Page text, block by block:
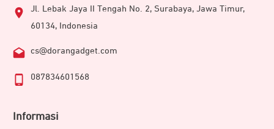
Jl. Lebak Jaya II Tengah No. 2, Surabaya, Jawa Timur,
60134, Indonesia
cs@dorangadget.com
087834601568
Informasi